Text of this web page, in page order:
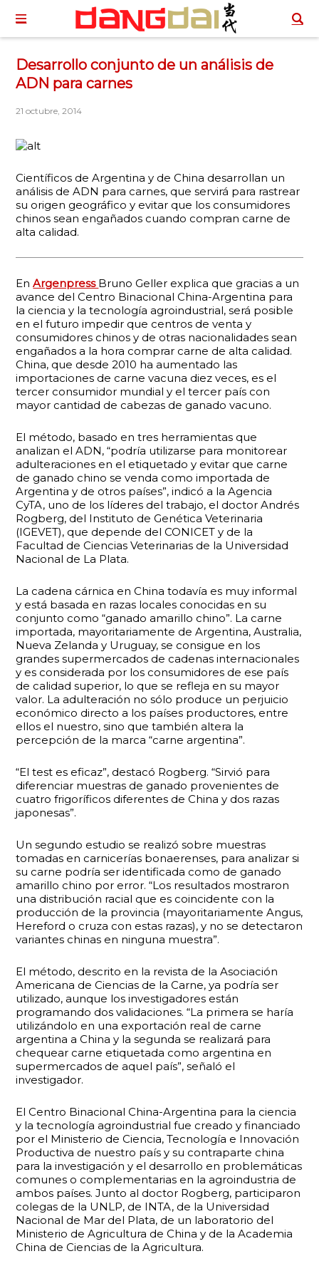
Desarrollo conjunto de un análisis de
ADN para carnes
21 octubre, 2014
Científicos de Argentina y de China desarrollan un
análisis de ADN para carnes, que servirá para rastrear
su origen geográfico y evitar que los consumidores
chinos sean engañados cuando compran carne de
alta calidad.
EnArgenpress Bruno Geller explica que gracias a un
avance del Centro Binacional China-Argentina para
la ciencia y la tecnología agroindustrial, será posible
en el futuro impedir que centros de venta y
consumidores chinos y de otras nacionalidades sean
engañados a la hora comprar carne de alta calidad.
China, que desde 2010 ha aumentado las
importaciones de carne vacuna diez veces, es el
tercer consumidor mundial y el tercer país con
mayor cantidad de cabezas de ganado vacuno.
El método, basado en tres herramientas que
analizan el ADN, “podría utilizarse para monitorear
adulteraciones en el etiquetado y evitar que carne
de ganado chino se venda como importada de
Argentina y de otros países”, indicó a la Agencia
CyTA, uno de los líderes del trabajo, el doctor Andrés
Rogberg, del Instituto de Genética Veterinaria
(IGEVET), que depende del CONICET y de la
Facultad de Ciencias Veterinarias de la Universidad
Nacional de La Plata.
La cadena cárnica en China todavía es muy informal
y está basada en razas locales conocidas en su
conjunto como “ganado amarillo chino”. La carne
importada, mayoritariamente de Argentina, Australia,
Nueva Zelanda y Uruguay, se consigue en los
grandes supermercados de cadenas internacionales
y es considerada por los consumidores de ese país
de calidad superior, lo que se refleja en su mayor
valor. La adulteración no sólo produce un perjuicio
económico directo a los países productores, entre
ellos el nuestro, sino que también altera la
percepción de la marca “carne argentina”.
“El test es eficaz”, destacó Rogberg. “Sirvió para
diferenciar muestras de ganado provenientes de
cuatro frigoríficos diferentes de China y dos razas
japonesas”.
Un segundo estudio se realizó sobre muestras
tomadas en carnicerías bonaerenses, para analizar si
su carne podría ser identificada como de ganado
amarillo chino por error. “Los resultados mostraron
una distribución racial que es coincidente con la
producción de la provincia (mayoritariamente Angus,
Hereford o cruza con estas razas), y no se detectaron
variantes chinas en ninguna muestra”.
El método, descrito en la revista de la Asociación
Americana de Ciencias de la Carne, ya podría ser
utilizado, aunque los investigadores están
programando dos validaciones. “La primera se haría
utilizándolo en una exportación real de carne
argentina a China y la segunda se realizará para
chequear carne etiquetada como argentina en
supermercados de aquel país”, señaló el
investigador.
El Centro Binacional China-Argentina para la ciencia
y la tecnología agroindustrial fue creado y financiado
por el Ministerio de Ciencia, Tecnología e Innovación
Productiva de nuestro país y su contraparte china
para la investigación y el desarrollo en problemáticas
comunes o complementarias en la agroindustria de
ambos países. Junto al doctor Rogberg, participaron
colegas de la UNLP, de INTA, de la Universidad
Nacional de Mar del Plata, de un laboratorio del
Ministerio de Agricultura de China y de la Academia
China de Ciencias de la Agricultura.